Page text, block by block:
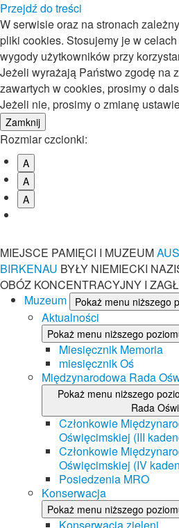
Przejdź do treści
W serwisie oraz na stronach
pliki cookies. Stosujemy je w
wygody użytkowników przy
Jeżeli wyrażają Państwo zgodę na
zawartych w cookies, prosimy o
Jeżeli nie, prosimy o zmianę
Rozmiar czcionki:
A
A
A
MIEJSCE PAMIĘCI I MUZEUM
BIRKENAU BYŁY NIEMIECKI
OBÓZ KONCENTRACYJNY I
Muzeum
Pokaż menu niższego
Aktualności
Pokaż menu niższego
Miesięcznik Memoria
miesięcznik Oś
Międzynarodowa Rada
Pokaż menu niższego
Rada
Członkowie
Oświęcimskiej (III
Członkowie
Oświęcimskiej (IV
Posiedzenia MRO
Konserwacja
Pokaż menu niższego
Konserwacja zieleni